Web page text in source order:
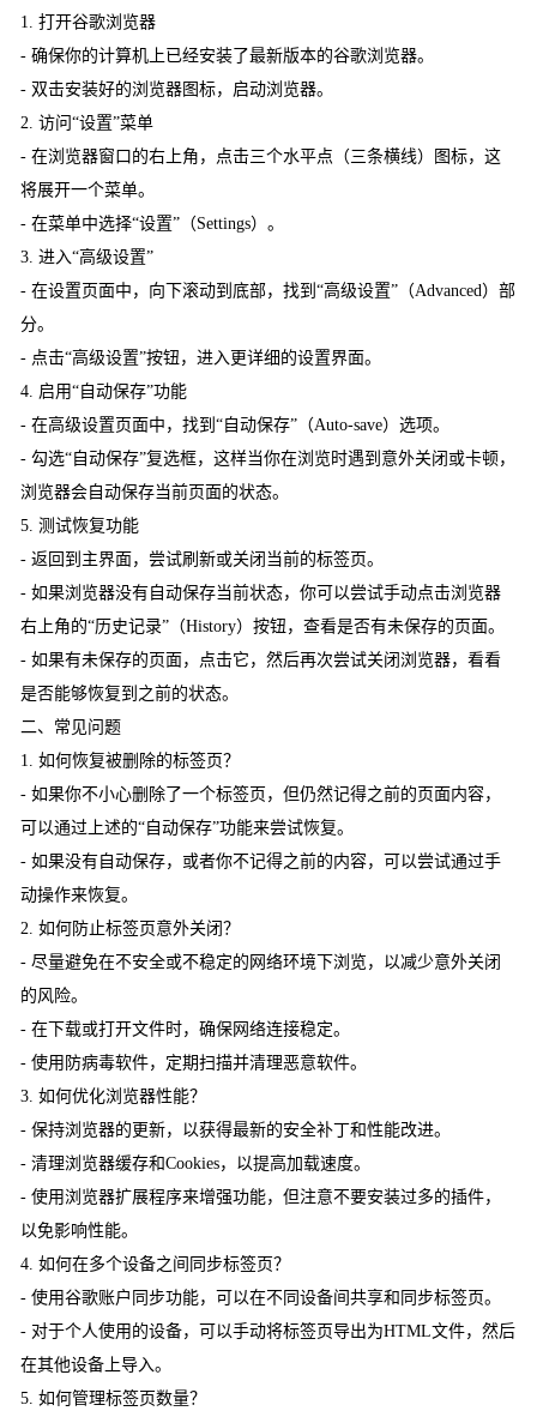
1. 打开谷歌浏览器
- 确保你的计算机上已经安装了最新版本的谷歌浏览器。
- 双击安装好的浏览器图标，启动浏览器。
2. 访问“设置”菜单
- 在浏览器窗口的右上角，点击三个水平点（三条横线）图标，这
将展开一个菜单。
- 在菜单中选择“设置”（Settings）。
3. 进入“高级设置”
- 在设置页面中，向下滚动到底部，找到“高级设置”（Advanced）部
分。
- 点击“高级设置”按钮，进入更详细的设置界面。
4. 启用“自动保存”功能
- 在高级设置页面中，找到“自动保存”（Auto-save）选项。
- 勾选“自动保存”复选框，这样当你在浏览时遇到意外关闭或卡顿，
浏览器会自动保存当前页面的状态。
5. 测试恢复功能
- 返回到主界面，尝试刷新或关闭当前的标签页。
- 如果浏览器没有自动保存当前状态，你可以尝试手动点击浏览器
右上角的“历史记录”（History）按钮，查看是否有未保存的页面。
- 如果有未保存的页面，点击它，然后再次尝试关闭浏览器，看看
是否能够恢复到之前的状态。
二、常见问题
1. 如何恢复被删除的标签页？
- 如果你不小心删除了一个标签页，但仍然记得之前的页面内容，
可以通过上述的“自动保存”功能来尝试恢复。
- 如果没有自动保存，或者你不记得之前的内容，可以尝试通过手
动操作来恢复。
2. 如何防止标签页意外关闭？
- 尽量避免在不安全或不稳定的网络环境下浏览，以减少意外关闭
的风险。
- 在下载或打开文件时，确保网络连接稳定。
- 使用防病毒软件，定期扫描并清理恶意软件。
3. 如何优化浏览器性能？
- 保持浏览器的更新，以获得最新的安全补丁和性能改进。
- 清理浏览器缓存和Cookies，以提高加载速度。
- 使用浏览器扩展程序来增强功能，但注意不要安装过多的插件，
以免影响性能。
4. 如何在多个设备之间同步标签页？
- 使用谷歌账户同步功能，可以在不同设备间共享和同步标签页。
- 对于个人使用的设备，可以手动将标签页导出为HTML文件，然后
在其他设备上导入。
5. 如何管理标签页数量？